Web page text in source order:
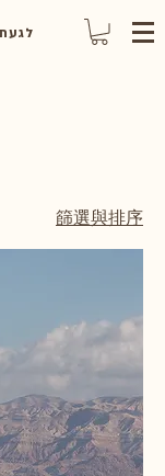
篩選與排序